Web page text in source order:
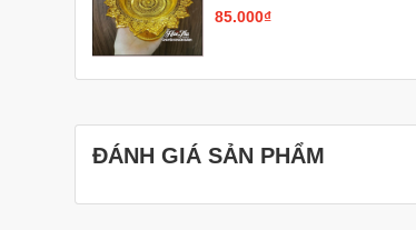
85.000₫
ĐÁNH GIÁ SẢN PHẨM